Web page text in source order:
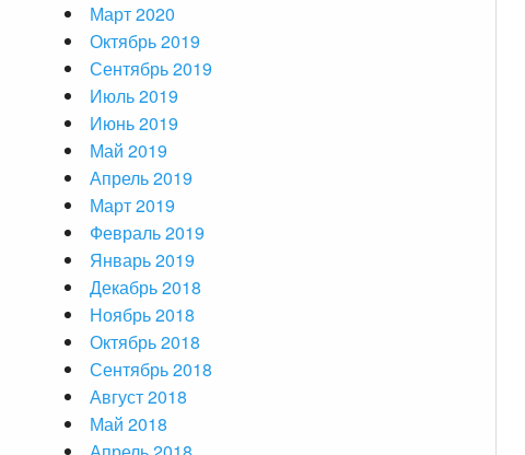
Март 2020
Октябрь 2019
Сентябрь 2019
Июль 2019
Июнь 2019
Май 2019
Апрель 2019
Март 2019
Февраль 2019
Январь 2019
Декабрь 2018
Ноябрь 2018
Октябрь 2018
Сентябрь 2018
Август 2018
Май 2018